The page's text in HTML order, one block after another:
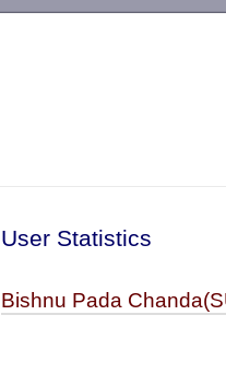
User Statistics
Bishnu Pada